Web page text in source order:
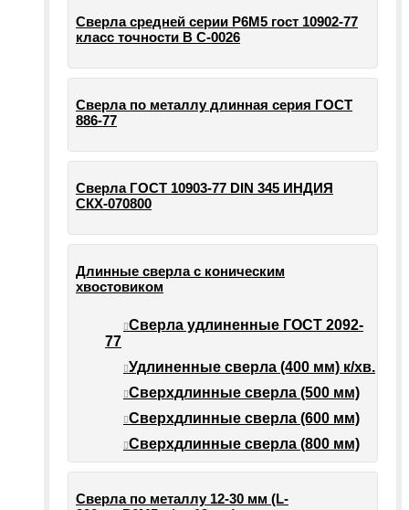
Сверла средней серии Р6М5 гост 10902-77
класс точности В С-0026
Сверла по металлу длинная серия ГОСТ
886-77
Сверла ГОСТ 10903-77 DIN 345 ИНДИЯ
СКХ-070800
Длинные сверла с коническим
хвостовиком
Сверла удлиненные ГОСТ 2092-
77
Удлиненные сверла (400 мм) к/хв.
Сверхдлинные сверла (500 мм)
Сверхдлинные сверла (600 мм)
Сверхдлинные сверла (800 мм)
Сверла по металлу 12-30 мм (L-